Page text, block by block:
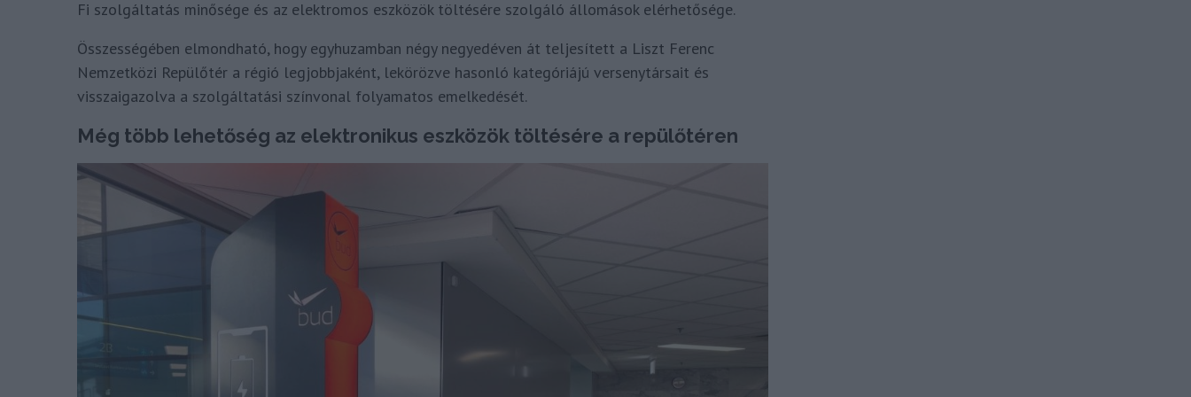
Fi szolgáltatás minősége és az elektromos eszközök töltésére szolgáló állomások elérhetősége.
Összességében elmondható, hogy egyhuzamban négy negyedéven át teljesített a Liszt Ferenc
Nemzetközi Repülőtér a régió legjobbjaként, lekörözve hasonló kategóriájú versenytársait és
visszaigazolva a szolgáltatási színvonal folyamatos emelkedését.
Még több lehetőség az elektronikus eszközök töltésére a repülőtéren